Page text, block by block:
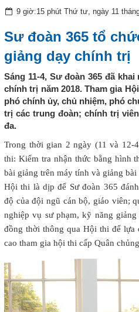
9 giờ:15 phút Thứ tư, ngày 11
Sư đoàn 365 tổ
giảng dạy chính trị
Sáng 11-4, Sư đoàn 365 đã
chính trị năm 2018. Tham gia
phó chính ủy, chủ nhiệm, phó
trị các trung đoàn; chính trị
đa.
Trong thời gian 2 ngày (11 và 12-
thi: Kiểm tra nhận thức bằng hình
bài giảng trên máy tính và giảng
Hội thi là dịp để Sư đoàn 365
độ của đội ngũ cán bộ, giáo viên;
nghiệp vụ sư phạm, kỹ năng
đồng thời thông qua Hội thi để lựa
cao tham gia hội thi cấp Quân